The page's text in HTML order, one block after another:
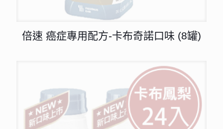
倍速 癌症專用配方-卡布奇諾口味 (8罐)